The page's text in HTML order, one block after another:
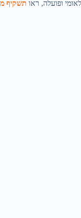
ופועלה, ראו תשקיף